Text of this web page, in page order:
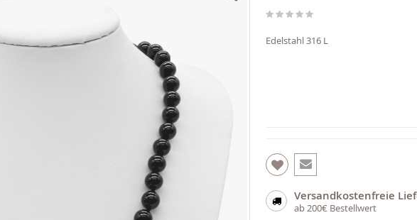
Edelstahl 316 L
Versandkostenfreie
ab 200€ Bestellwert